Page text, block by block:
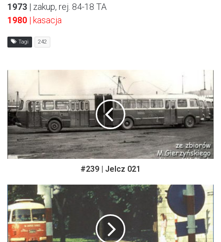
1973 | zakup, rej. 84-18 TA
1980 | kasacja
Tagi 242
#239 | Jelcz 021